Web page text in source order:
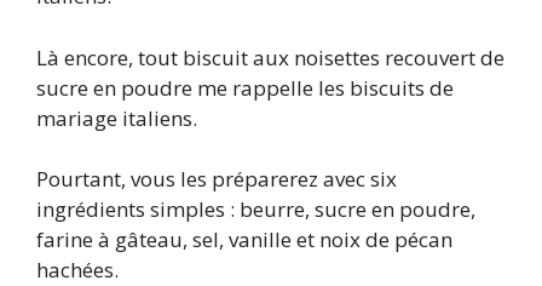
Là encore, tout biscuit aux noisettes recouvert de
sucre en poudre me rappelle les biscuits de
mariage italiens.
Pourtant, vous les préparerez avec six
ingrédients simples : beurre, sucre en poudre,
farine à gâteau, sel, vanille et noix de pécan
hachées.